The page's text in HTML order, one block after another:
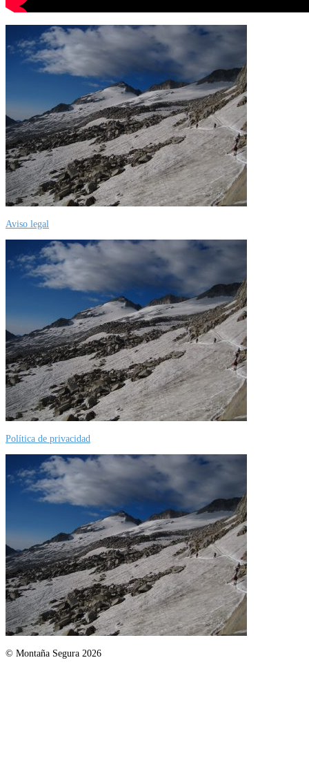
Aviso legal
Política de privacidad
© Montaña Segura 2026